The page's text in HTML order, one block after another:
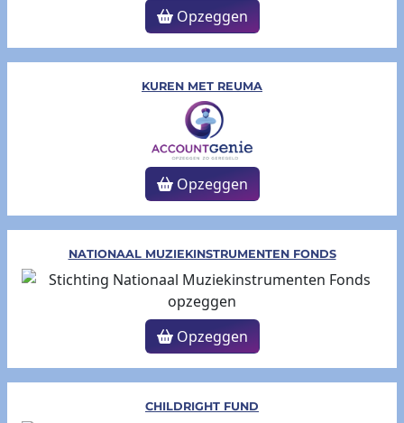
Opzeggen
KUREN MET REUMA
Opzeggen
NATIONAAL MUZIEKINSTRUMENTEN FONDS
Opzeggen
CHILDRIGHT FUND